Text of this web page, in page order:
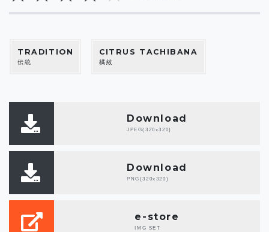
TRADITION
伝統
CITRUS TACHIBANA
橘紋
Download
JPEG(320x320)
Download
PNG(320x320)
e-store
IMG SET